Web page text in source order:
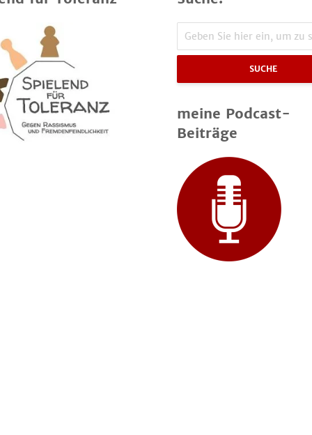
SUCHE
meine Podcast-
Beiträge